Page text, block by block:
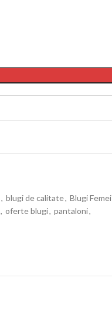
, blugi de calitate, Blugi Femei
, oferte blugi, pantaloni,